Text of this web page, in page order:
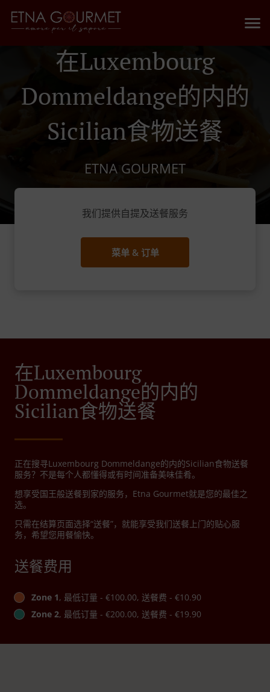
在Luxembourg
Dommeldange的内的
Sicilian食物送餐
ETNA GOURMET
我们提供自提及送餐服务
菜单 & 订单
在Luxembourg
Dommeldange的内的
Sicilian食物送餐
正在搜寻Luxembourg Dommeldange的内的Sicilian食物送餐
服务？不是每个人都懂得或有时间准备美味佳肴。
想享受国王般送餐到家的服务，Etna Gourmet就是您的最佳之
选。
只需在结算页面选择“送餐”，就能享受我们送餐上门的贴心服
务，希望您用餐愉快。
送餐费用
Zone 1, 最低订量 - €100.00, 送餐费 - €10.90
Zone 2, 最低订量 - €200.00, 送餐费 - €19.90